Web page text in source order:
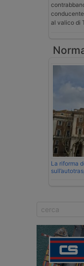
al valico di
La riforma